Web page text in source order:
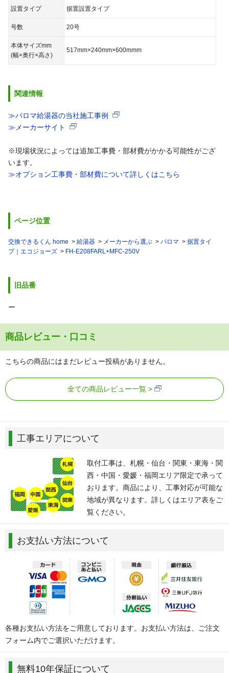
設置タイプ 据置設置タイプ
号数 20号
本体サイズmm
(幅×奥行×高さ)
517mm×240mm×600mmm
関連情報
≫パロマ給湯器の当社施工事例
≫メーカーサイト
※現場状況によっては追加工事費・部材費がかかる可能性がござ
います。
≫オプション工事費・部材費について詳しくはこちら
ページ位置
交換できるくん home 給湯器 メーカーから選ぶ パロマ
据置タイ
プ｜エコジョーズ
FH-E208FARL+MFC-250V
旧品番
ー
商品レビュー・口コミ
こちらの商品にはまだレビュー投稿がありません。
全ての商品レビュー一覧
工事エリアについて
取付工事は、札幌・仙台・関東・東海・関
西・中国・愛媛・福岡エリア限定で承って
おります。商品により、工事対応が可能な
地域が異なります。詳しくはエリア表をご
覧ください。
お支払い方法について
各種お支払い方法をご用意しております。お支払い方法は、ご注文
フォーム内でご選択いただけます。
無料10年保証について